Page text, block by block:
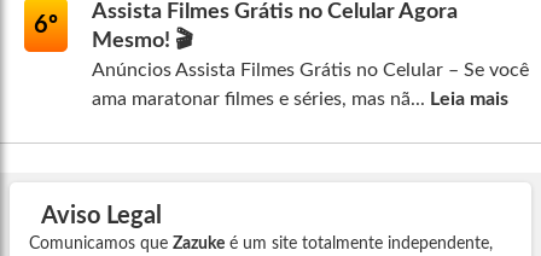
6º
Assista Filmes Grátis no Celular Agora
Mesmo! 🎬
Anúncios Assista Filmes Grátis no Celular – Se você
ama maratonar filmes e séries, mas nã... Leia mais
Aviso Legal
Comunicamos que Zazuke é um site totalmente independente,